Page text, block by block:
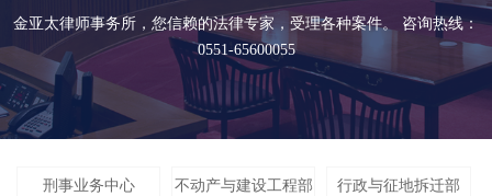
金亚太律师事务所，您信赖的法律专家，受理各种案件。 咨询热线：
0551-65600055
刑事业务中心 不动产与建设工程部 行政与征地拆迁部